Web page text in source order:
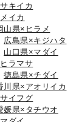
キイカ
イカ
山県×ヒラメ
広島県×キジハタ
山口県×マダイ
ラマサ
徳島県×チダイ
川県×アオリイカ
イフグ
媛県×タチウオ